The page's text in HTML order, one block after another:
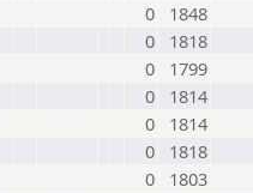
0
1848
0
1818
0
1799
0
1814
0
1814
0
1818
0
1803